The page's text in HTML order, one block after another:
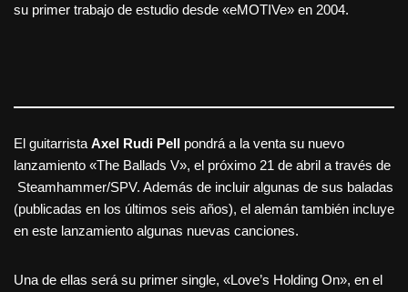
su primer trabajo de estudio desde «eMOTIVe» en 2004.
El guitarrista Axel Rudi Pell pondrá a la venta su nuevo
lanzamiento «The Ballads V», el próximo 21 de abril a través de
Steamhammer/SPV. Además de incluir algunas de sus baladas
(publicadas en los últimos seis años), el alemán también incluye
en este lanzamiento algunas nuevas canciones.
Una de ellas será su primer single, «Love’s Holding On», en el